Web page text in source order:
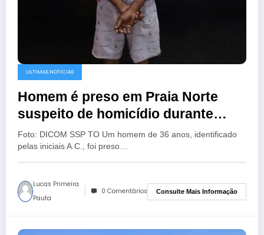
ULTIMAS NOTICIAS
Homem é preso em Praia Norte
suspeito de homicídio durante
temporada de praia em Sampaio
Foto: DICOM SSP TO Um homem de 36 anos, identificado
pelas iniciais A.C., foi preso…
Lucas Primeira
Pauta
0 Comentários Consulte Mais Informação